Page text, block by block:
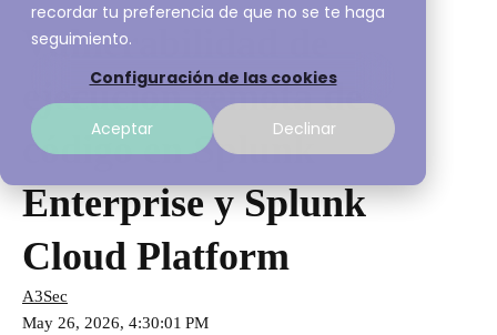
recordar tu preferencia de que no se te haga
seguimiento.
Configuración de las cookies
Aceptar Declinar
Vulnerabilidad de
ejecución remota de
código en Splunk
Enterprise y Splunk
Cloud Platform
A3Sec
May 26, 2026, 4:30:01 PM